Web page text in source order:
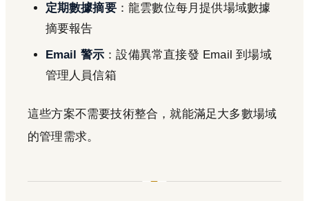
定期數據摘要：龍雲數位每月提供場域數據
摘要報告
Email 警示 ：設備異常直接發 Email 到場域
管理人員信箱
這些方案不需要技術整合，就能滿足大多數場域
的管理需求。